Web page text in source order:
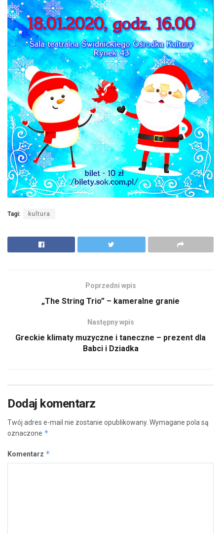
Tagi: kultura
Poprzedni wpis
„The String Trio” – kameralne granie
Następny wpis
Greckie klimaty muzyczne i taneczne – prezent dla
Babci i Dziadka
Dodaj komentarz
Twój adres e-mail nie zostanie opublikowany. Wymagane pola są
oznaczone *
Komentarz *